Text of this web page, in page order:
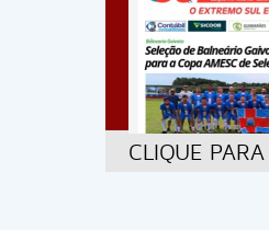
CLIQUE